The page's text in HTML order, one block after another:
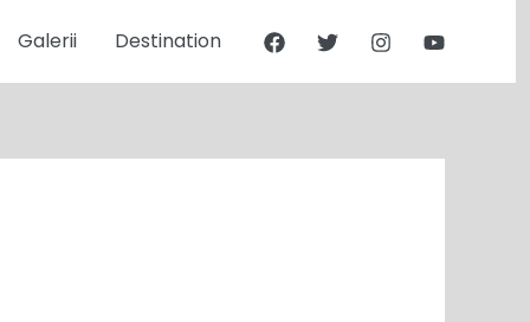
Galerii Destination